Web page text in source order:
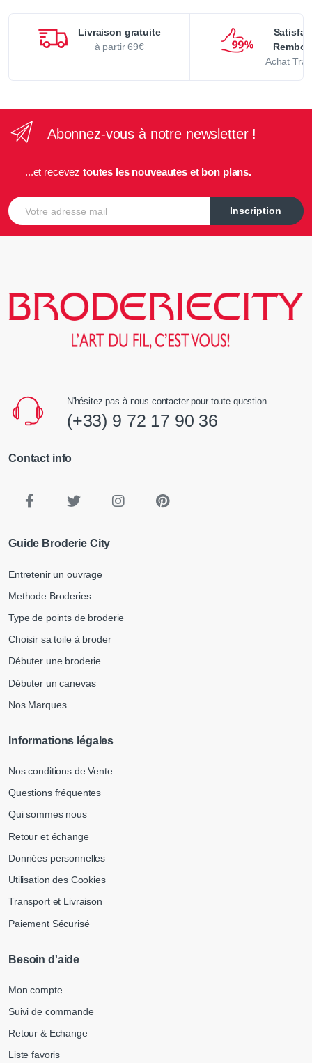
Livraison gratuite
à partir 69€
Achat
Abonnez-vous à notre newsletter !
...et recevez toutes les nouveautes et bon plans.
E-mail
Inscription
N'hésitez pas à nous contacter pour toute question
(+33) 9 72 17 90 36
Contact info
Guide Broderie City
Entretenir un ouvrage
Methode Broderies
Type de points de broderie
Choisir sa toile à broder
Débuter une broderie
Débuter un canevas
Nos Marques
Informations légales
Nos conditions de Vente
Questions fréquentes
Qui sommes nous
Retour et échange
Données personnelles
Utilisation des Cookies
Transport et Livraison
Paiement Sécurisé
Besoin d'aide
Mon compte
Suivi de commande
Retour & Echange
Liste favoris